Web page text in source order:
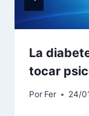
La
tocar
Por Fer 24/